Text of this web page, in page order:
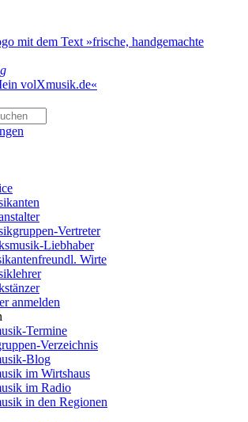
volXmusik.de«
Vertreter
Liebhaber
Wirte
anmelden
Termine
Verzeichnis
Blog
im Wirtshaus
im Radio
in den Regionen